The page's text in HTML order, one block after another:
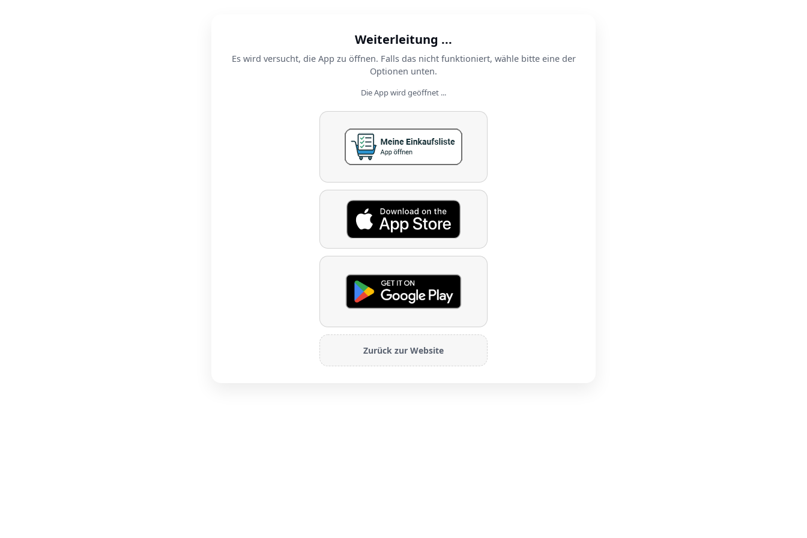
Weiterleitung ...
Es wird versucht, die App zu öffnen. Falls das nicht funktioniert, wähle bitte eine der
Optionen unten.
Die App wird geöffnet ...
Zurück zur Website